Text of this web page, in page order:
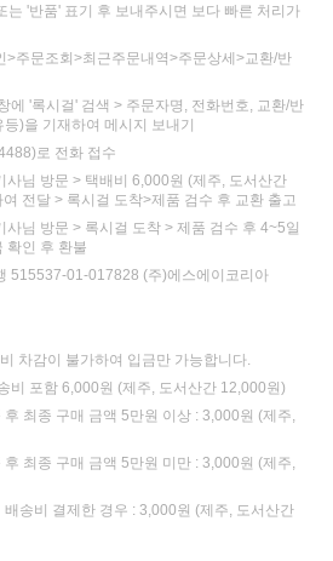
는 '반품' 표기 후 보내주시면 보다 빠른 처리가
>주문조회>최근주문내역>주문상세>교환/반
에 '록시걸' 검색 > 주문자명, 전화번호, 교환/반
)을 기재하여 메시지 보내기
로 전화 접수
사님 방문 > 택배비 6,000원 (제주, 도서산간
전달 > 록시걸 도착>제품 검수 후 교환 출고
사님 방문 > 록시걸 도착 > 제품 검수 후 4~5일
확인 후 환불
515537-01-017828 (주)에스에이코리아
차감이 불가하여 입금만 가능합니다.
비 포함 6,000원 (제주, 도서산간 12,000원)
최종 구매 금액 5만원 이상 : 3,000원 (제주,
최종 구매 금액 5만원 미만 : 3,000원 (제주,
송비 결제한 경우 : 3,000원 (제주, 도서산간